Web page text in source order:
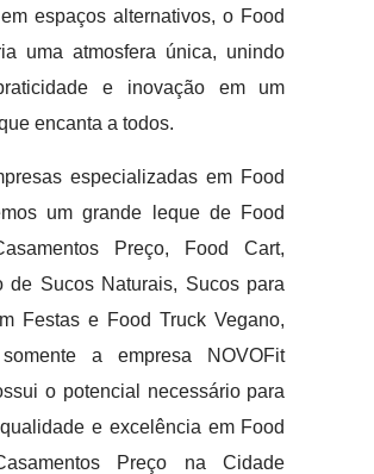
espaços alternativos, o Food
uma atmosfera única, unindo
e inovação em um
encanta a todos.
especializadas em Food
um grande leque de Food
Preço, Food Cart,
de Sucos Naturais, Sucos para
Festas e Food Truck Vegano,
a empresa NOVOFit
o potencial necessário para
e excelência em Food
Preço na Cidade